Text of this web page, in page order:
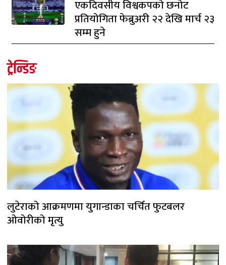
एकदिवसीय विश्वकपको छनोट
प्रतियोगिता फेब्रुअरी २२ देखि मार्च २३
सम्म हुने
ट्रेन्डिङ
लुटेराको आक्रमणमा युगान्डाका चर्चित फुटबलर
ओवोरीको मृत्यु